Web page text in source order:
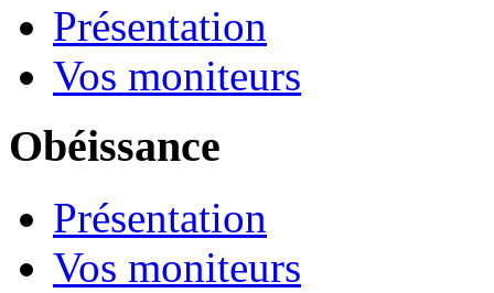
Présentation
Vos moniteurs
Obéissance
Présentation
Vos moniteurs